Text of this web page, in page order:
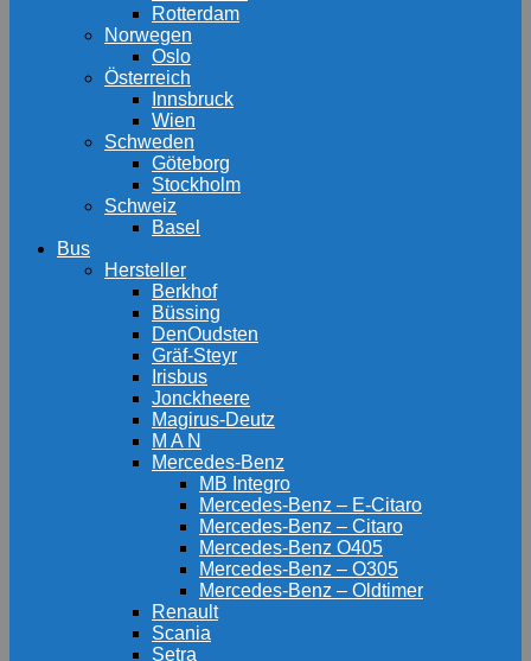
Rotterdam
Norwegen
Oslo
Österreich
Innsbruck
Wien
Schweden
Göteborg
Stockholm
Schweiz
Basel
Bus
Hersteller
Berkhof
Büssing
DenOudsten
Gräf-Steyr
Irisbus
Jonckheere
Magirus-Deutz
M A N
Mercedes-Benz
MB Integro
Mercedes-Benz – E-Citaro
Mercedes-Benz – Citaro
Mercedes-Benz O405
Mercedes-Benz – O305
Mercedes-Benz – Oldtimer
Renault
Scania
Setra